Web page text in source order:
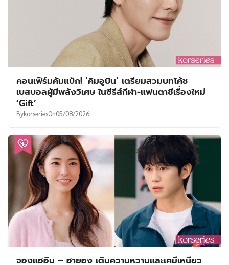
คอนเฟิร์มคัมแบ็ก! ‘คิมอูบิน’ เตรียมสวมบทโค้ช
เบสบอลผู้มีพลังวิเศษ ในซีรีส์กีฬา-แฟนตาซีเรื่องใหม่
‘Gift’
BykorseriesOn05/08/2026
จองแฮอิน – ฮายอง เติมความหวานและเคมีเหนียว